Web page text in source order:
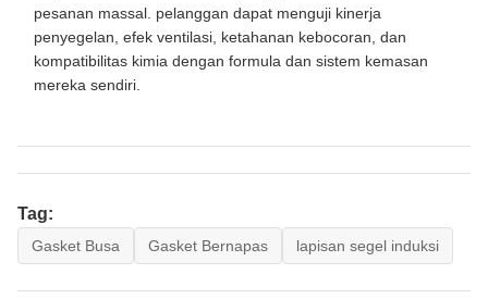
pesanan massal. pelanggan dapat menguji kinerja
penyegelan, efek ventilasi, ketahanan kebocoran, dan
kompatibilitas kimia dengan formula dan sistem kemasan
mereka sendiri.
Tag:
Gasket Busa Gasket Bernapas lapisan segel induksi